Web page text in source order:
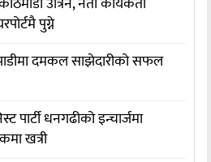
पुग्ने
दमकल साझेदारीको सफल
पार्टी धनगढीको इन्चार्जमा
खत्री